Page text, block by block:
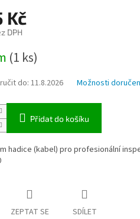
Kč
DPH
(1 ks)
do: 11.8.2026 Možnosti
Přidat do košíku
hadice (kabel) pro profesionální
ZEPTAT SE SDÍLET